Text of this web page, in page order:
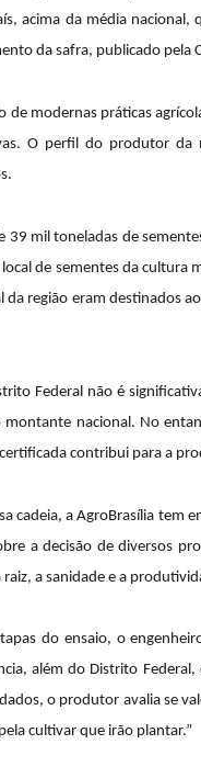
acima da média
da safra, publicado pela
de modernas práticas
O perfil do produtor da
39 mil toneladas de
de sementes da
região eram destinados
Federal não é
nacional. No
contribui para a
cadeia, a AgroBrasília tem
a decisão de diversos
a sanidade e a
do ensaio, o
além do Distrito
o produtor avalia se
cultivar que irão plantar.”